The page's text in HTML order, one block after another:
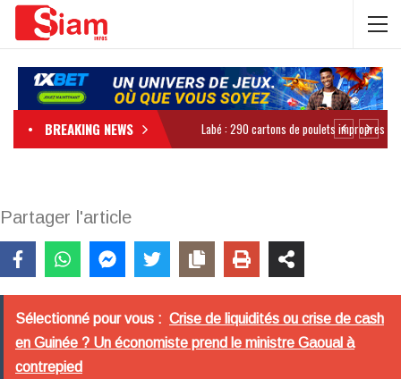
BREAKING NEWS
Partager l'article
Sélectionné pour vous : Crise de liquidités ou crise de cash
en Guinée ? Un économiste prend le ministre Gaoual à
contrepied